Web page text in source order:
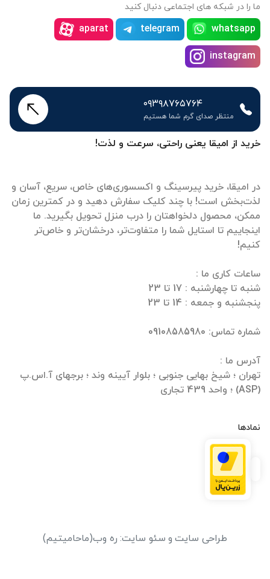
خرید از امیقا یعنی راحتی، سرعت و لذت!
در امیقا، خرید پیرسینگ و اکسسوری‌های خاص، سریع، آسان و
لذت‌بخش است! با چند کلیک سفارش دهید و در کمترین زمان
ممکن، محصول دلخواهتان را درب منزل تحویل بگیرید. ما
اینجاییم تا استایل شما را متفاوت‌تر، درخشان‌تر و خاص‌تر
تهران ؛ شیخ بهایی جنوبی ؛ بلوار آیینه وند ؛ برجهای آ.اس.پ
(ASP) ؛ واحد 439 تجاری
نمادها
ما را در شبکه های اجتماعی دنبال کنید
whatsapp
telegram
aparat
instagram
۰۹۳۹۸۷۶۵۷۶۴
منتظر صدای گرم شما هستیم
طراحی سایت و سئو سایت: ره وب(ماحامیتیم)